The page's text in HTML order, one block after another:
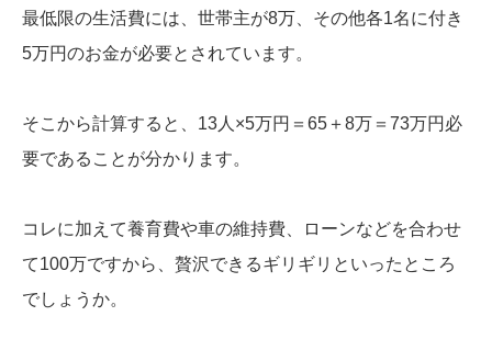
最低限の生活費には、世帯主が8万、その他各1名に付き
5万円のお金が必要とされています。
そこから計算すると、13人×5万円＝65＋8万＝73万円必
要であることが分かります。
コレに加えて養育費や車の維持費、ローンなどを合わせ
て100万ですから、贅沢できるギリギリといったところ
でしょうか。